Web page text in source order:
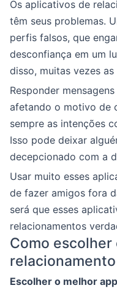
Os aplicativos de
têm seus problemas.
perfis falsos, que
desconfiança em um
disso, muitas vezes
Responder
afetando o motivo de
sempre as intenções
Isso pode deixar
decepcionado com a
Usar muito esses
de fazer amigos fora
será que esses
relacionamentos
Como escolher
Escolher o melhor